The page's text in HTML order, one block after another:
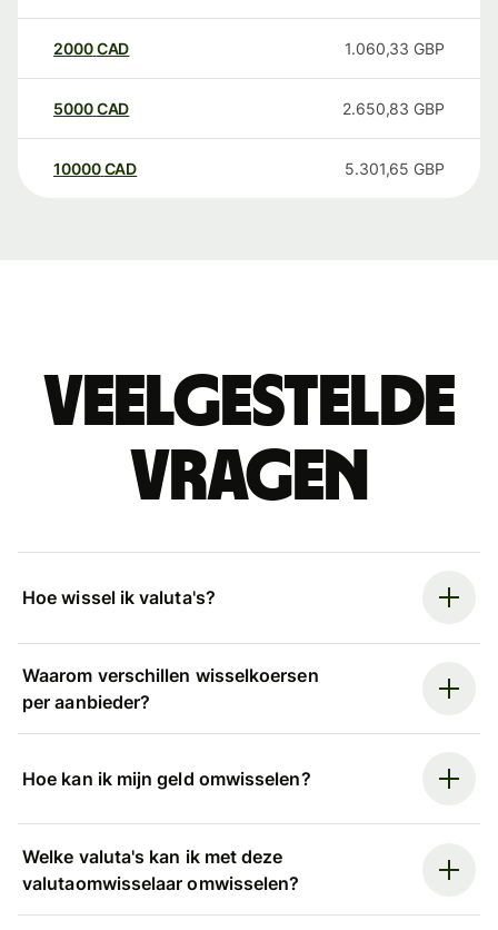
2000CAD 1.060,33 GBP
5000CAD 2.650,83 GBP
10000 CAD 5.301,65 GBP
Veelgestelde
vragen
Hoe wissel ik valuta's?
Waarom verschillen wisselkoersen
per aanbieder?
Hoe kan ik mijn geld omwisselen?
Welke valuta's kan ik met deze
valutaomwisselaar omwisselen?